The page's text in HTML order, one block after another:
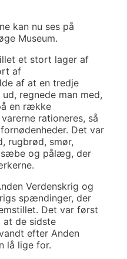
kan nu ses på
Museum.
et stort lager af
af
af at en tredje
regnede man med,
en række
rationeres, så
Det var
rugbrød, smør,
og pålæg, der
Verdenskrig og
spændinger, der
Det var først
at de sidste
efter Anden
lå lige for.